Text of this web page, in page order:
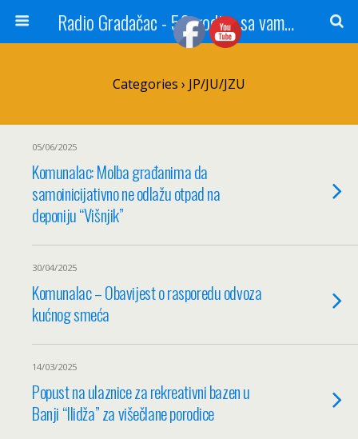
Radio Gradačac - 56 godina sa vama...
Categories › JP/JU/JZU
05/06/2025
Komunalac: Molba građanima da
samoinicijativno ne odlažu otpad na
deponiju “Višnjik”
30/04/2025
Komunalac – Obavijest o rasporedu odvoza
kućnog smeća
14/03/2025
Popust na ulaznice za rekreativni bazen u
Banji “Ilidža” za višečlane porodice